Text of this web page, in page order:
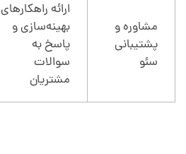
مشاوره و
پشتیبانی
سئو
ارائه راهکارهای
بهینه‌سازی و
پاسخ به
سوالات
مشتریان